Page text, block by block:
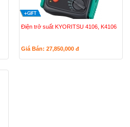
Điện trở suất KYORITSU 4106, K4106
Giá Bán: 27,850,000 đ